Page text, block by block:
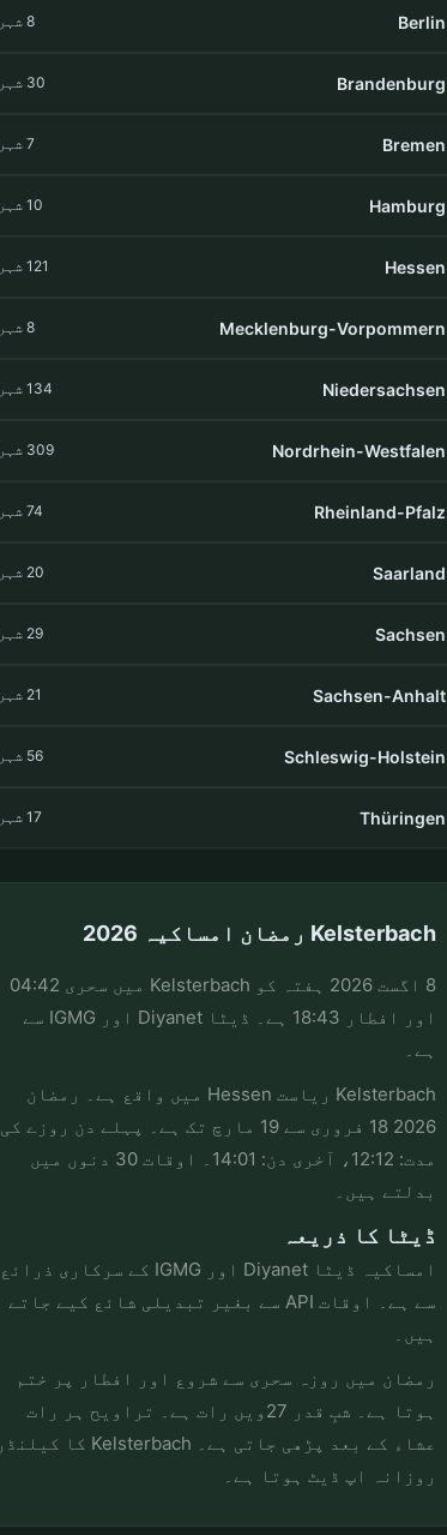
Berlin 8 شہر
Brandenburg 30 شہر
Bremen 7 شہر
Hamburg 10 شہر
Hessen 121 شہر
Mecklenburg-Vorpommern 8 شہر
Niedersachsen 134 شہر
Nordrhein-Westfalen 309 شہر
Rheinland-Pfalz 74 شہر
Saarland 20 شہر
Sachsen 29 شہر
Sachsen-Anhalt 21 شہر
Schleswig-Holstein 56 شہر
Thüringen 17 شہر
Kelsterbach رمضان امساکیہ 2026
8 اگست 2026 ہفتہ کو Kelsterbach میں سحری 04:42
اور افطار 18:43 ہے۔ ڈیٹا Diyanet اور IGMG سے
ہے۔
Kelsterbach ریاست Hessen میں واقع ہے۔ رمضان
2026 18 فروری سے 19 مارچ تک ہے۔ پہلے دن روزے کی
مدت: 12:12، آخری دن: 14:01۔ اوقات 30 دنوں میں
بدلتے ہیں۔
ڈیٹا کا ذریعہ
امساکیہ ڈیٹا Diyanet اور IGMG کے سرکاری ذرائع
سے ہے۔ اوقات API سے بغیر تبدیلی شائع کیے جاتے
ہیں۔
رمضان میں روزہ سحری سے شروع اور افطار پر ختم
ہوتا ہے۔ شبِ قدر 27ویں رات ہے۔ تراویح ہر رات
عشاء کے بعد پڑھی جاتی ہے۔ Kelsterbach کا کیلنڈر
روزانہ اپ ڈیٹ ہوتا ہے۔